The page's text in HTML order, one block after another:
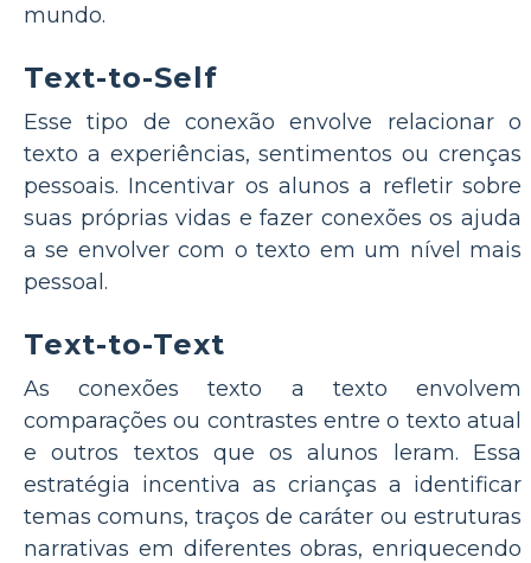
mundo.
Text-to-Self
Esse tipo de conexão envolve relacionar o
texto a experiências, sentimentos ou crenças
pessoais. Incentivar os alunos a refletir sobre
suas próprias vidas e fazer conexões os ajuda
a se envolver com o texto em um nível mais
pessoal.
Text-to-Text
As conexões texto a texto envolvem
comparações ou contrastes entre o texto atual
e outros textos que os alunos leram. Essa
estratégia incentiva as crianças a identificar
temas comuns, traços de caráter ou estruturas
narrativas em diferentes obras, enriquecendo